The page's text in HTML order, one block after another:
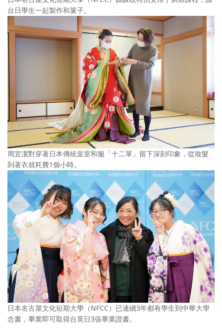
台日學生一起製作和菓子。
周宜潔對穿著日本傳統皇室和服「十二單」留下深刻印象，從妝髮
到著衣就耗費1個小時。
日本名古屋文化短期大學（NFCC）已連續3年都有學生到中華大學
念書，畢業即可取得台英日3張畢業證書。